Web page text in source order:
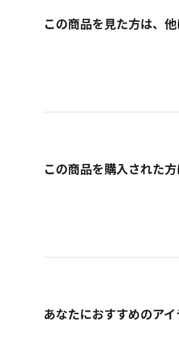
この商品を見た方は、
この商品を購入された
あなたにおすすめのアイ